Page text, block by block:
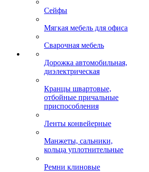
Сейфы
Мягкая мебель для офиса
Сварочная мебель
Дорожка автомобильная,
диэлектрическая
Кранцы швартовые,
отбойные причальные
приспособления
Ленты конвейерные
Манжеты, сальники,
кольца уплотнительные
Ремни клиновые